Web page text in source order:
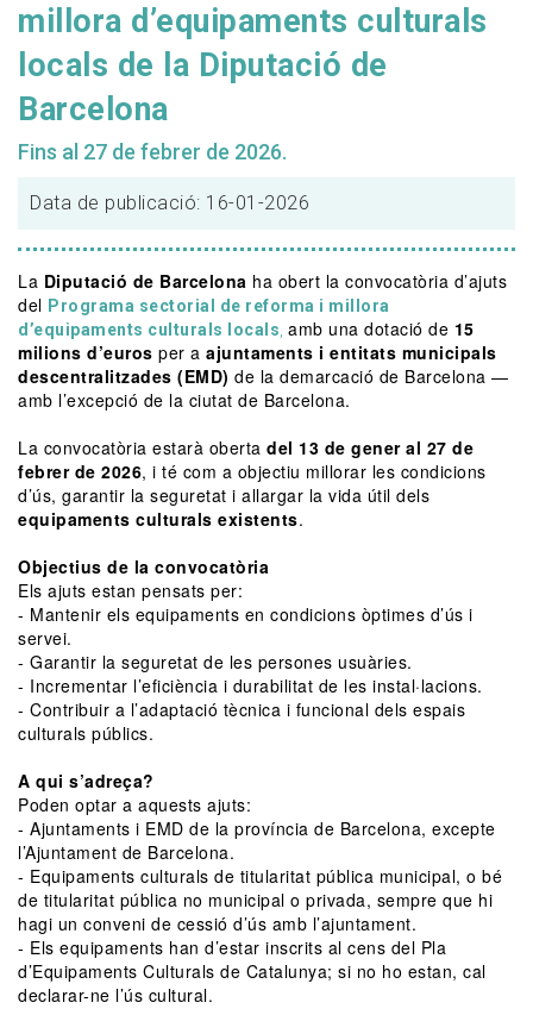
millora d’equipaments culturals
locals de la Diputació de
Barcelona
Fins al 27 de febrer de 2026.
Data de publicació: 16-01-2026
La Diputació de Barcelona ha obert la convocatòria d’ajuts
del Programa sectorial de reforma i millora
d’equipaments culturals locals amb una dotació de 15
milions d’euros per a ajuntaments i entitats municipals
descentralitzades (EMD) de la demarcació de Barcelona —
amb l’excepció de la ciutat de Barcelona.
La convocatòria estarà oberta del 13 de gener al 27 de
febrer de 2026, i té com a objectiu millorar les condicions
d’ús, garantir la seguretat i allargar la vida útil dels
equipaments culturals existents.
Objectius de la convocatòria
Els ajuts estan pensats per:
- Mantenir els equipaments en condicions òptimes d’ús i
servei.
- Garantir la seguretat de les persones usuàries.
- Incrementar l’eficiència i durabilitat de les instal·lacions.
- Contribuir a l’adaptació tècnica i funcional dels espais
culturals públics.
A qui s’adreça?
Poden optar a aquests ajuts:
- Ajuntaments i EMD de la província de Barcelona, excepte
l’Ajuntament de Barcelona.
- Equipaments culturals de titularitat pública municipal, o bé
de titularitat pública no municipal o privada, sempre que hi
hagi un conveni de cessió d’ús amb l’ajuntament.
- Els equipaments han d’estar inscrits al cens del Pla
d’Equipaments Culturals de Catalunya; si no ho estan, cal
declarar-ne l’ús cultural.